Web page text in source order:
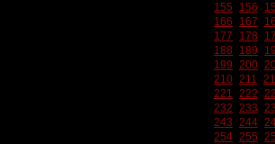
155
156
166
167
177
178
188
189
199 200
210 211
221 222
232 233
243 244
254 255